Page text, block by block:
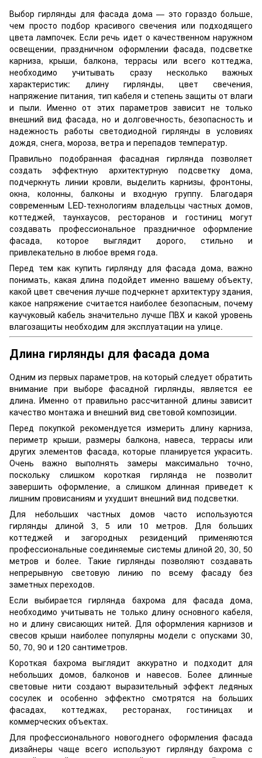
Выбор гирлянды для фасада дома — это гораздо больше,
чем просто подбор красивого свечения или подходящего
цвета лампочек. Если речь идет о качественном наружном
освещении, праздничном оформлении фасада, подсветке
карниза, крыши, балкона, террасы или всего коттеджа,
необходимо учитывать сразу несколько важных
характеристик: длину гирлянды, цвет свечения,
напряжение питания, тип кабеля и степень защиты от влаги
и пыли. Именно от этих параметров зависит не только
внешний вид фасада, но и долговечность, безопасность и
надежность работы светодиодной гирлянды в условиях
дождя, снега, мороза, ветра и перепадов температур.
Правильно подобранная фасадная гирлянда позволяет
создать эффектную архитектурную подсветку дома,
подчеркнуть линии кровли, выделить карнизы, фронтоны,
окна, колонны, балконы и входную группу. Благодаря
современным LED-технологиям владельцы частных домов,
коттеджей, таунхаусов, ресторанов и гостиниц могут
создавать профессиональное праздничное оформление
фасада, которое выглядит дорого, стильно и
привлекательно в любое время года.
Перед тем как купить гирлянду для фасада дома, важно
понимать, какая длина подойдет именно вашему объекту,
какой цвет свечения лучше подчеркнет архитектуру здания,
какое напряжение считается наиболее безопасным, почему
каучуковый кабель значительно лучше ПВХ и какой уровень
влагозащиты необходим для эксплуатации на улице.
Длина гирлянды для фасада дома
Одним из первых параметров, на который следует обратить
внимание при выборе фасадной гирлянды, является ее
длина. Именно от правильно рассчитанной длины зависит
качество монтажа и внешний вид световой композиции.
Перед покупкой рекомендуется измерить длину карниза,
периметр крыши, размеры балкона, навеса, террасы или
других элементов фасада, которые планируется украсить.
Очень важно выполнять замеры максимально точно,
поскольку слишком короткая гирлянда не позволит
завершить оформление, а слишком длинная приведет к
лишним провисаниям и ухудшит внешний вид подсветки.
Для небольших частных домов часто используются
гирлянды длиной 3, 5 или 10 метров. Для больших
коттеджей и загородных резиденций применяются
профессиональные соединяемые системы длиной 20, 30, 50
метров и более. Такие гирлянды позволяют создавать
непрерывную световую линию по всему фасаду без
заметных переходов.
Если выбирается гирлянда бахрома для фасада дома,
необходимо учитывать не только длину основного кабеля,
но и длину свисающих нитей. Для оформления карнизов и
свесов крыши наиболее популярны модели с опусками 30,
50, 70, 90 и 120 сантиметров.
Короткая бахрома выглядит аккуратно и подходит для
небольших домов, балконов и навесов. Более длинные
световые нити создают выразительный эффект ледяных
сосулек и особенно эффектно смотрятся на больших
фасадах, коттеджах, ресторанах, гостиницах и
коммерческих объектах.
Для профессионального новогоднего оформления фасада
дизайнеры чаще всего используют гирлянду бахрома с